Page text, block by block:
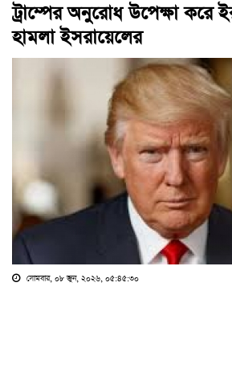
ট্রাম্পের অনুরোধ উপেক্ষা করে
হামলা ইসরায়েলের
সোমবার, ০৮ জুন, ২০২৬, ০৫:৪৫:৩০